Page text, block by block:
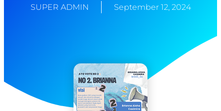
SUPER ADMIN September 12, 2024